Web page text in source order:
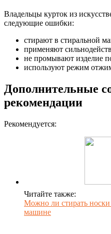
Владельцы курток из
следующие ошибки:
стирают в стиральной
применяют
не промывают изделие
используют режим
Дополнительные
рекомендации
Рекомендуется:
Читайте также:
Можно ли стирать носки
машине